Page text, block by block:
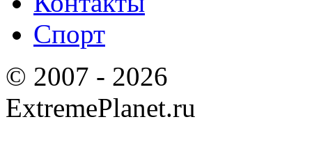
Спорт
© 2007 - 2026
ExtremePlanet.ru